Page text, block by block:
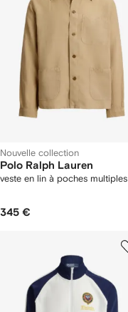
Nouvelle collection
Polo Ralph Lauren
veste en lin à poches multiples
345 €